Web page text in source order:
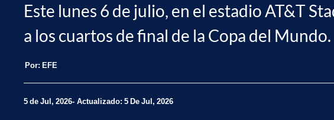
Este lunes 6 de julio, en el estadio AT&T
a los cuartos de final de la Copa del Mundo.
Por: EFE
5 de Jul, 2026 Actualizado: 5 De Jul, 2026